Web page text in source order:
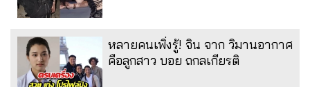
หลายคนเพิ่งรู้! จิน จาก วิมานอากาศ
คือลูกสาว บอย ถกลเกียรติ